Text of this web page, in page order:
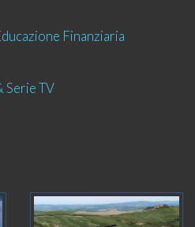
Finanziaria
Serie TV